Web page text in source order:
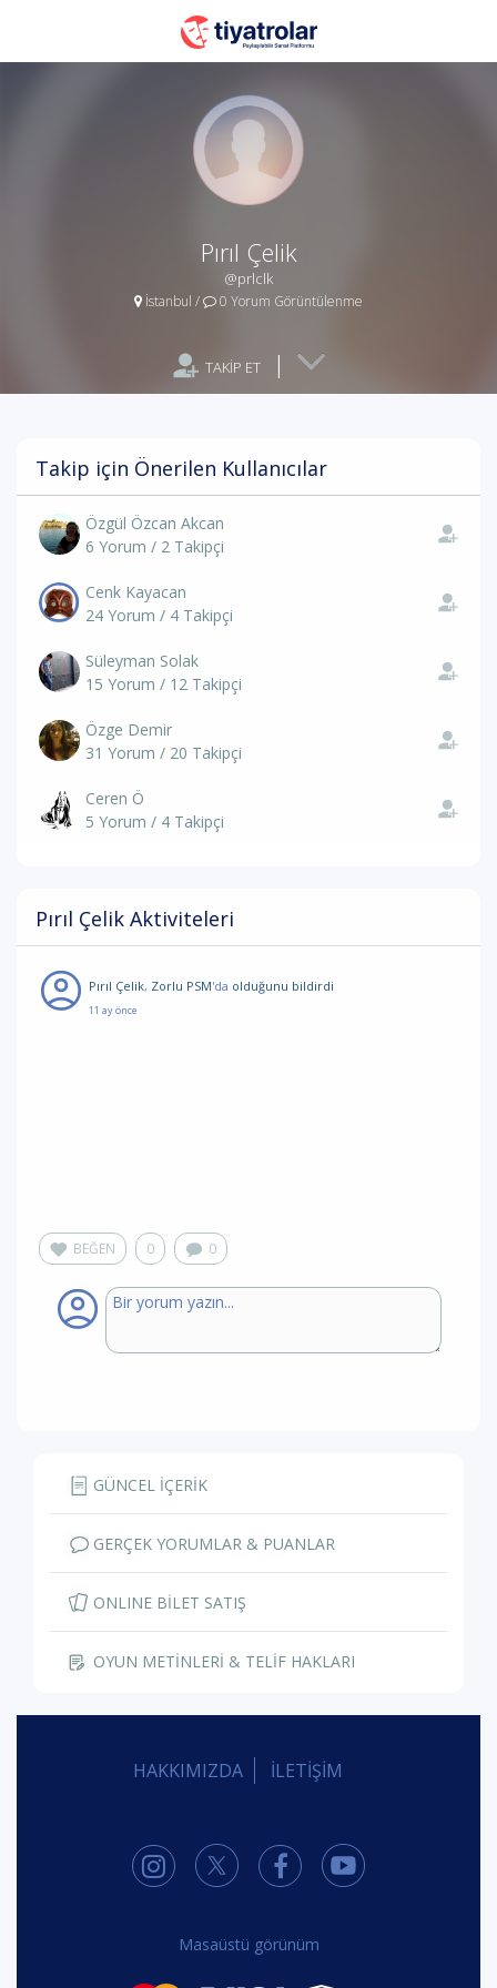
Pırıl Çelik
@prlclk
İstanbul / 0 Yorum Görüntülenme
TAKİP ET |
Takip için Önerilen Kullanıcılar
Özgül Özcan Akcan
6 Yorum / 2 Takipçi
Cenk Kayacan
24 Yorum / 4 Takipçi
Süleyman Solak
15 Yorum / 12 Takipçi
Özge Demir
31 Yorum / 20 Takipçi
Ceren Ö
5 Yorum / 4 Takipçi
Pırıl Çelik Aktiviteleri
Pırıl Çelik, Zorlu PSM'da olduğunu bildirdi
11 ay önce
BEĞEN 0 0
GÜNCEL İÇERİK
GERÇEK YORUMLAR & PUANLAR
ONLINE BİLET SATIŞ
OYUN METİNLERİ & TELİF HAKLARI
HAKKIMIZDA İLETİŞİM
Masaüstü görünüm